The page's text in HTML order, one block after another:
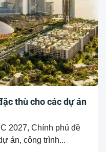
thù cho các dự án
2027, Chính phủ đề
án, công trình...